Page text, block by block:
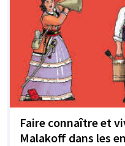
Faire connaître et
Malakoff dans les